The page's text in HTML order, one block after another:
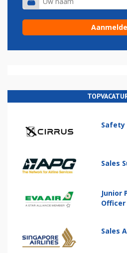
Safety
Sales
Junior
Officer
Sales